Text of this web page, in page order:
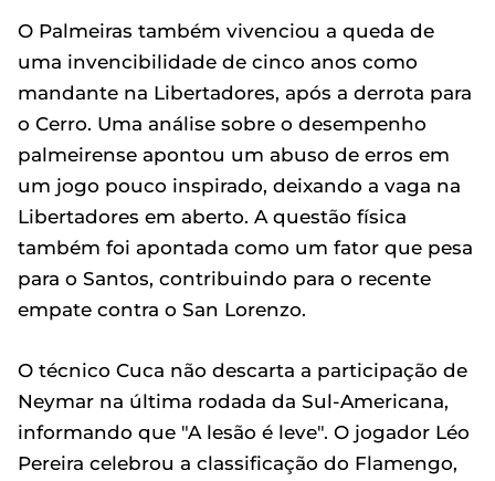
O Palmeiras também vivenciou a queda de
uma invencibilidade de cinco anos como
mandante na Libertadores, após a derrota para
o Cerro. Uma análise sobre o desempenho
palmeirense apontou um abuso de erros em
um jogo pouco inspirado, deixando a vaga na
Libertadores em aberto. A questão física
também foi apontada como um fator que pesa
para o Santos, contribuindo para o recente
empate contra o San Lorenzo.
O técnico Cuca não descarta a participação de
Neymar na última rodada da Sul-Americana,
informando que "A lesão é leve". O jogador Léo
Pereira celebrou a classificação do Flamengo,